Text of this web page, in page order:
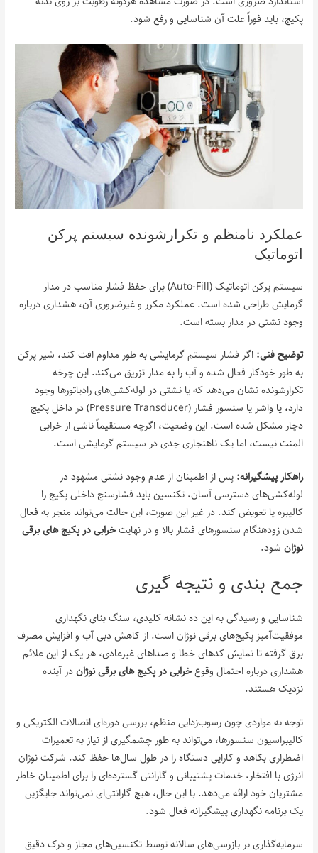
پکیج، باید فوراً علت آن شناسایی و رفع شود.
عملکرد نامنظم و تکرارشونده سیستم پرکن
اتوماتیک
سیستم پرکن اتوماتیک (Auto-Fill) برای حفظ فشار مناسب در مدار
گرمایش طراحی شده است. عملکرد مکرر و غیرضروری آن، هشداری درباره
وجود نشتی در مدار بسته است.
توضیح فنی: اگر فشار سیستم گرمایشی به طور مداوم افت کند، شیر پرکن
به طور خودکار فعال شده و آب را به مدار تزریق می‌کند. این چرخه
تکرارشونده نشان می‌دهد که یا نشتی در لوله‌کشی‌های رادیاتورها وجود
دارد، یا واشر یا سنسور فشار (Pressure Transducer) در داخل پکیج
دچار مشکل شده است. این وضعیت، اگرچه مستقیماً ناشی از خرابی
المنت نیست، اما یک ناهنجاری جدی در سیستم گرمایشی است.
راهکار پیشگیرانه: پس از اطمینان از عدم وجود نشتی مشهود در
لوله‌کشی‌های دسترسی آسان، تکنسین باید فشارسنج داخلی پکیج را
کالیبره یا تعویض کند. در غیر این صورت، این حالت می‌تواند منجر به فعال
شدن زودهنگام سنسورهای فشار بالا و در نهایتخرابی در پکیج‌ های برقی
نوژان شود.
جمع‌ بندی و نتیجه‌ گیری
شناسایی و رسیدگی به این ده نشانه کلیدی، سنگ بنای نگهداری
موفقیت‌آمیز پکیج‌های برقی نوژان است. از کاهش دبی آب و افزایش مصرف
برق گرفته تا نمایش کدهای خطا و صداهای غیرعادی، هر یک از این علائم
هشداری درباره احتمال وقوعخرابی در پکیج‌ های برقی نوژاندر آینده
نزدیک هستند.
توجه به مواردی چون رسوب‌زدایی منظم، بررسی دوره‌ای اتصالات الکتریکی و
کالیبراسیون سنسورها، می‌تواند به طور چشمگیری از نیاز به تعمیرات
اضطراری بکاهد و کارایی دستگاه را در طول سال‌ها حفظ کند. شرکت نوژان
انرژی با افتخار، خدمات پشتیبانی و گارانتی گسترده‌ای را برای اطمینان خاطر
مشتریان خود ارائه می‌دهد. با این حال، هیچ گارانتی‌ای نمی‌تواند جایگزین
یک برنامه نگهداری پیشگیرانه فعال شود.
سرمایه‌گذاری بر بازرسی‌های سالانه توسط تکنسین‌های مجاز و درک دقیق